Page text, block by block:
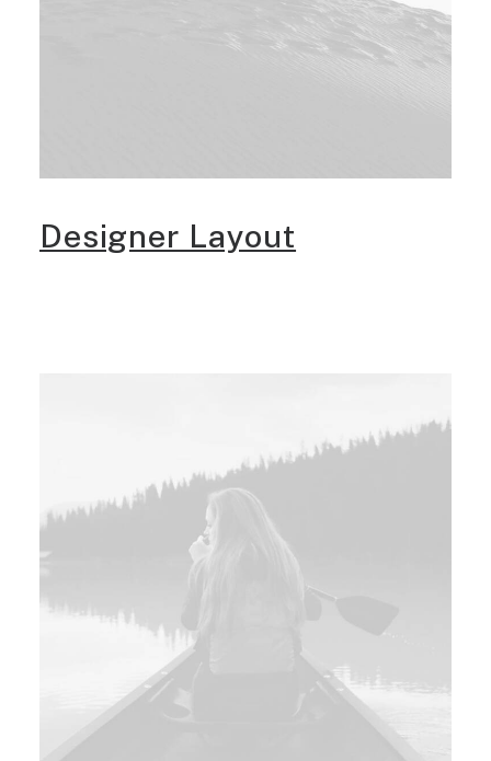
Designer Layout